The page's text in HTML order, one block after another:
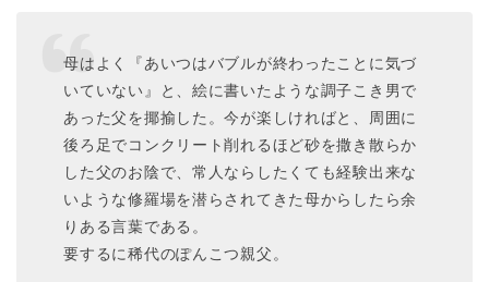
母はよく『あいつはバブルが終わったことに気づ
いていない』と、絵に書いたような調子こき男で
あった父を揶揄した。今が楽しければと、周囲に
後ろ足でコンクリート削れるほど砂を撒き散らか
した父のお陰で、常人ならしたくても経験出来な
いような修羅場を潜らされてきた母からしたら余
りある言葉である。
要するに稀代のぽんこつ親父。